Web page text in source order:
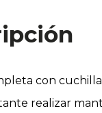
con
realizar